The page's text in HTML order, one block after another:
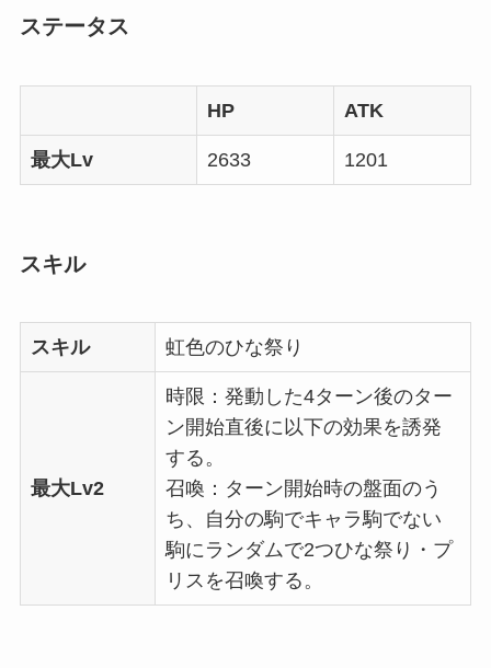
ステータス
HP ATK
最大Lv 2633 1201
スキル
スキル 虹色のひな祭り
最大Lv2
時限：発動した4ターン後のター
ン開始直後に以下の効果を誘発
する。
召喚：ターン開始時の盤面のう
ち、自分の駒でキャラ駒でない
駒にランダムで2つひな祭り・プ
リスを召喚する。